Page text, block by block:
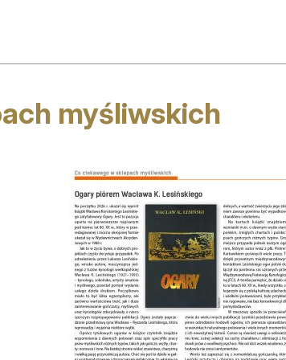
ciekawego
rubryki
polowań
i księżyc
myśliwskich